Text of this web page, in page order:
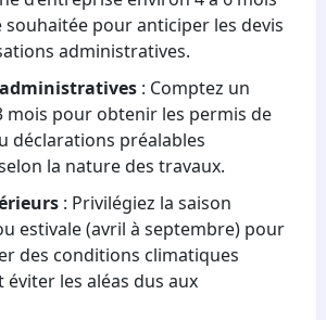
souhaitée pour anticiper les devis
administratives.
: Comptez un
mois pour obtenir les permis de
déclarations préalables
la nature des travaux.
: Privilégiez la saison
estivale (avril à septembre) pour
des conditions climatiques
éviter les aléas dus aux